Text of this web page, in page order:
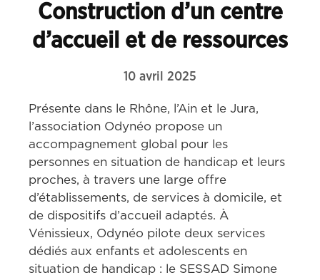
Construction d’un centre
d’accueil et de ressources
10 avril 2025
Présente dans le Rhône, l’Ain et le Jura,
l’association Odynéo propose un
accompagnement global pour les
personnes en situation de handicap et leurs
proches, à travers une large offre
d’établissements, de services à domicile, et
de dispositifs d’accueil adaptés. À
Vénissieux, Odynéo pilote deux services
dédiés aux enfants et adolescents en
situation de handicap : le SESSAD Simone